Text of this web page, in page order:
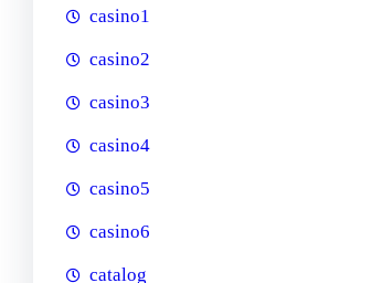
casino1
casino2
casino3
casino4
casino5
casino6
catalog